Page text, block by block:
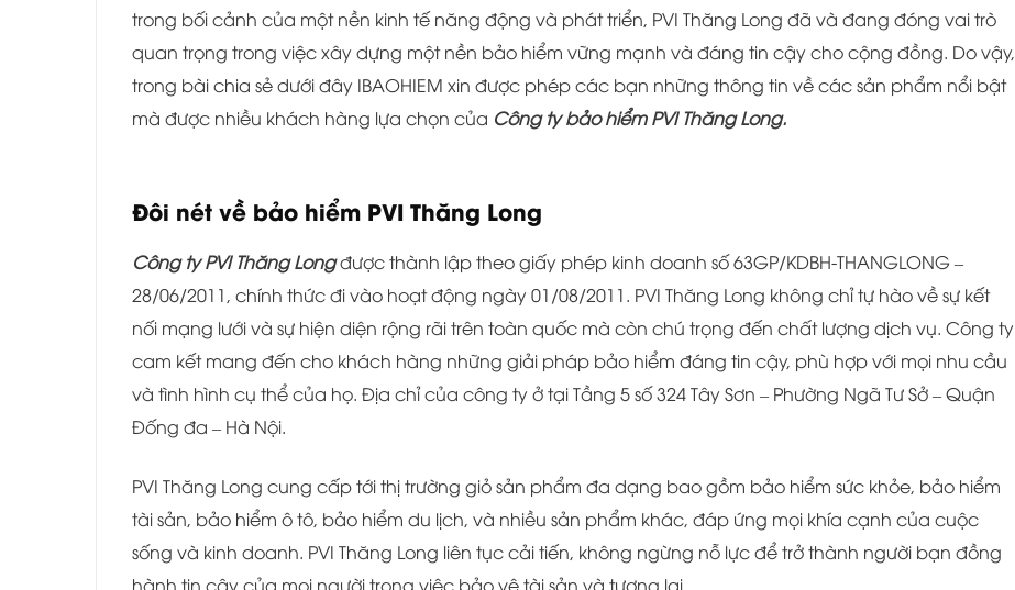
trong bối cảnh của một nền kinh tế năng động và phát triển, PVI Thăng Long đã và đang đóng vai trò
quan trọng trong việc xây dựng một nền bảo hiểm vững mạnh và đáng tin cậy cho cộng đồng. Do vậy,
trong bài chia sẻ dưới đây IBAOHIEM xin được phép các bạn những thông tin về các sản phẩm nổi bật
mà được nhiều khách hàng lựa chọn của Công ty bảo hiểm PVI Thăng Long.
Đôi nét về bảo hiểm PVI Thăng Long
Công ty PVI Thăng Longđược thành lập theo giấy phép kinh doanh số 63GP/KDBH-THANGLONG –
28/06/2011, chính thức đi vào hoạt động ngày 01/08/2011. PVI Thăng Long không chỉ tự hào về sự kết
nối mạng lưới và sự hiện diện rộng rãi trên toàn quốc mà còn chú trọng đến chất lượng dịch vụ. Công ty
cam kết mang đến cho khách hàng những giải pháp bảo hiểm đáng tin cậy, phù hợp với mọi nhu cầu
và tình hình cụ thể của họ. Địa chỉ của công ty ở tại Tầng 5 số 324 Tây Sơn – Phường Ngã Tư Sở – Quận
Đống đa – Hà Nội.
PVI Thăng Long cung cấp tới thị trường giỏ sản phẩm đa dạng bao gồm bảo hiểm sức khỏe, bảo hiểm
tài sản, bảo hiểm ô tô, bảo hiểm du lịch, và nhiều sản phẩm khác, đáp ứng mọi khía cạnh của cuộc
sống và kinh doanh. PVI Thăng Long liên tục cải tiến, không ngừng nỗ lực để trở thành người bạn đồng
hành tin cậy của mọi người trong việc bảo vệ tài sản và tương lai.